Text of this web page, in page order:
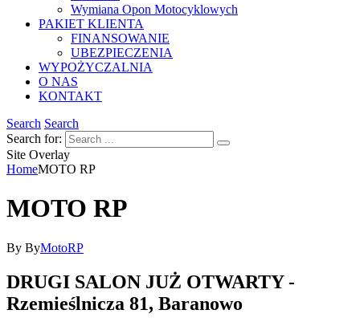
Wymiana Opon Motocyklowych
PAKIET KLIENTA
FINANSOWANIE
UBEZPIECZENIA
WYPOŻYCZALNIA
O NAS
KONTAKT
Search Search
Search for:
Site Overlay
HomeMOTO RP
MOTO RP
By ByMotoRP
DRUGI SALON JUŻ OTWARTY -
Rzemieślnicza 81, Baranowo